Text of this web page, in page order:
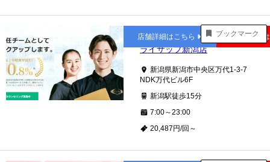
ブックマーク
新潟
ライザップ新潟店
新潟県新潟市中央区万代1-3-7
NDK万代ビル6F
新潟駅徒歩15分
7:00～23:00
20,487円/回～
店舗詳細はこちら 公式サイト